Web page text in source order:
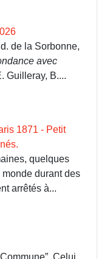
de la Sorbonne,
avec
Guilleray, B....
1871 - Petit
quelques
durant des
arrêtés à...